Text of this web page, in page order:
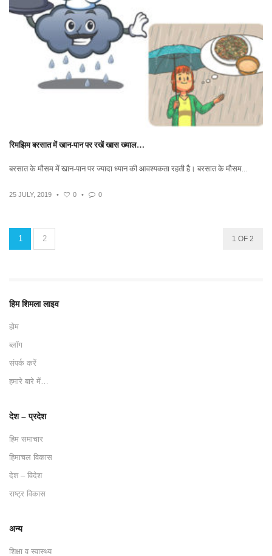
रिमझिम बरसात में खान-पान पर रखें खास ख्याल…
बरसात के मौसम में खान-पान पर ज्यादा ध्यान की आवश्यकता रहती है। बरसात के मौसम...
25 JULY, 2019 • 0 • 0
1 2 1 OF 2
हिम शिमला लाइव
होम
ब्लॉग
संपर्क करें
हमारे बारे में…
देश – प्रदेश
हिम समाचार
हिमाचल विकास
देश – विदेश
राष्ट्र विकास
अन्य
शिक्षा व स्वास्थ्य